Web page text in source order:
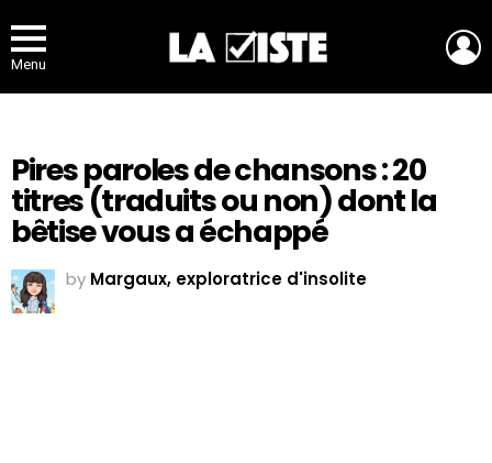
Menu
Pires paroles de chansons : 20
titres (traduits ou non) dont la
bêtise vous a échappé
by Margaux, exploratrice d'insolite